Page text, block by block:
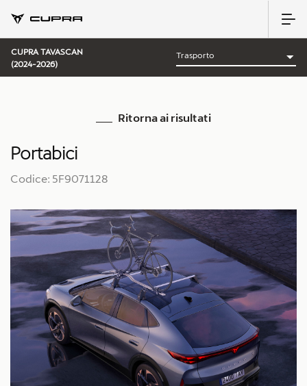
CUPRA TAVASCAN
(2024-2026)
Ritorna ai risultati
Portabici
Codice: 5F9071128